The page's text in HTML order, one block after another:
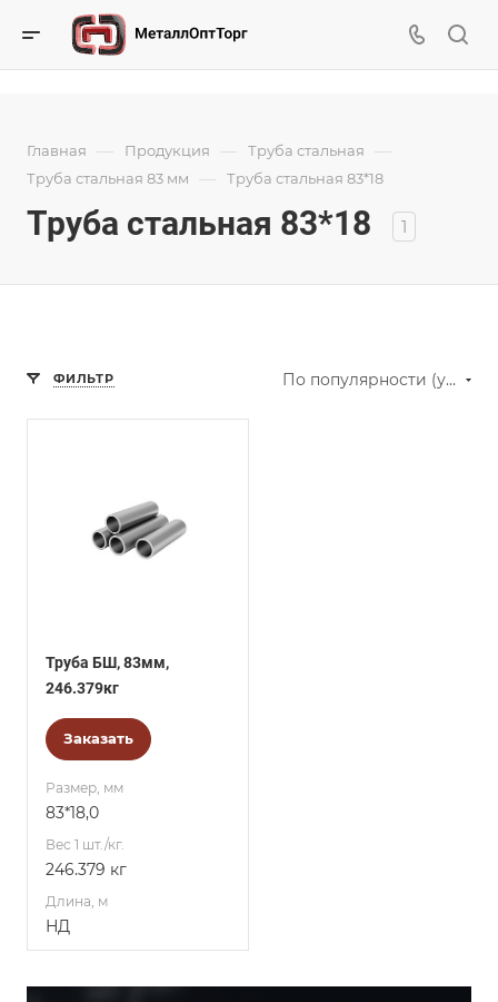
Главная — Продукция — Труба стальная —
Труба стальная 83 мм — Труба стальная 83*18
Труба стальная 83*18 1
ФИЛЬТР По популярности (убывание)
Труба БШ, 83мм,
246.379кг
Заказать
Размер, мм
83*18,0
Вес 1 шт./кг.
246.379 кг
Длина, м
НД